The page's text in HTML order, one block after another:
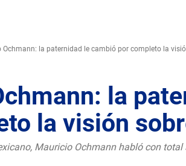
Ochmann: la paternidad le cambió por completo la
la
la visión
Mauricio Ochmann habló con